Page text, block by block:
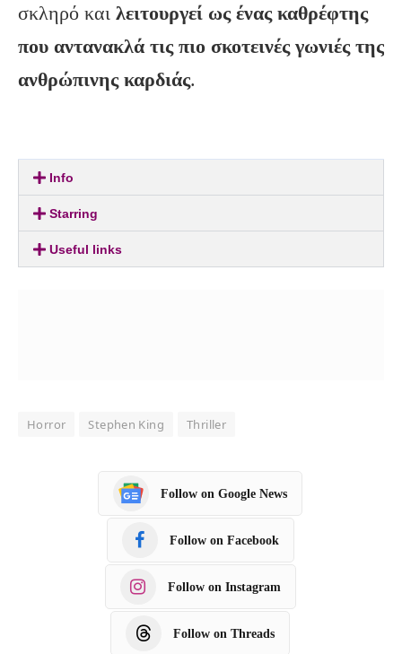
σκληρό και λειτουργεί ως ένας καθρέφτης
που αντανακλά τις πιο σκοτεινές γωνιές της
ανθρώπινης καρδιάς.
Info
Starring
Useful links
Horror Stephen King Thriller
Follow on Google News
Follow on Facebook
Follow on Instagram
Follow on Threads